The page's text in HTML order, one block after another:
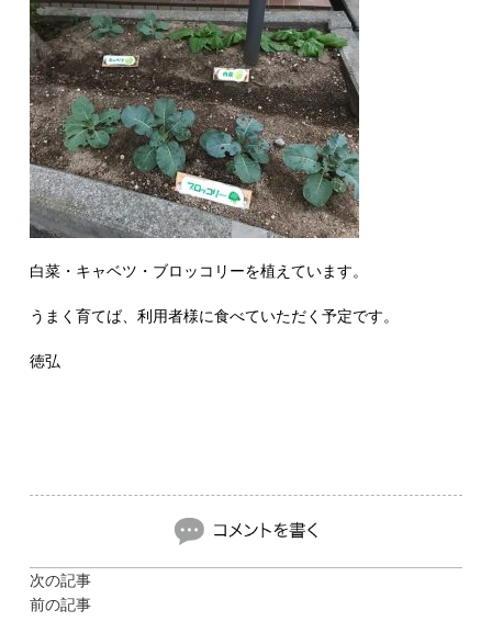
白菜・キャベツ・ブロッコリーを植えています。
うまく育てば、利用者様に食べていただく予定です。
徳弘
次の記事
前の記事